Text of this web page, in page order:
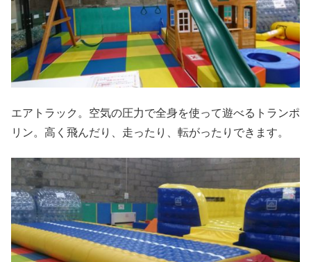
エアトラック。空気の圧力で全身を使って遊べるトランポ
リン。高く飛んだり、走ったり、転がったりできます。